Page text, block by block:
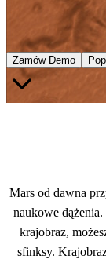
Zamów Demo
Mars od dawna
naukowe
krajobraz,
sfinksy.